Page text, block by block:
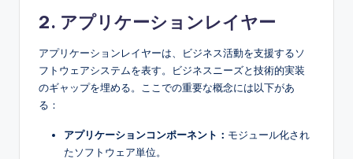
2. アプリケーションレイヤー
アプリケーションレイヤーは、ビジネス活動を支援するソ
フトウェアシステムを表す。ビジネスニーズと技術的実装
のギャップを埋める。ここでの重要な概念には以下があ
る：
アプリケーションコンポーネント： モジュール化され
たソフトウェア単位。